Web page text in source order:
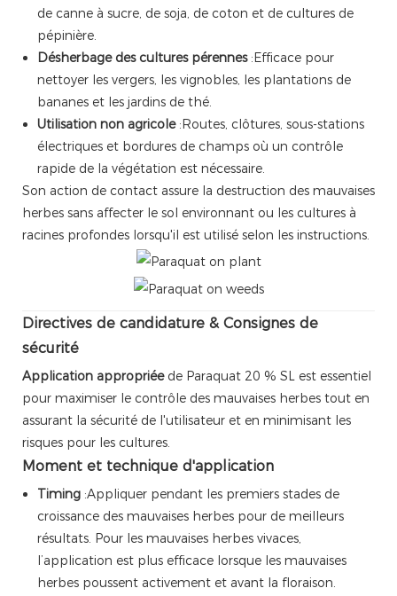
de canne à sucre, de soja, de coton et de cultures de
pépinière.
Désherbage des cultures pérennes :Efficace pour
nettoyer les vergers, les vignobles, les plantations de
bananes et les jardins de thé.
Utilisation non agricole :Routes, clôtures, sous-stations
électriques et bordures de champs où un contrôle
rapide de la végétation est nécessaire.
Son action de contact assure la destruction des mauvaises
herbes sans affecter le sol environnant ou les cultures à
racines profondes lorsqu'il est utilisé selon les instructions.
Directives de candidature & Consignes de
sécurité
Application appropriée de Paraquat 20 % SL est essentiel
pour maximiser le contrôle des mauvaises herbes tout en
assurant la sécurité de l'utilisateur et en minimisant les
risques pour les cultures.
Moment et technique d'application
Timing :Appliquer pendant les premiers stades de
croissance des mauvaises herbes pour de meilleurs
résultats. Pour les mauvaises herbes vivaces,
l’application est plus efficace lorsque les mauvaises
herbes poussent activement et avant la floraison.